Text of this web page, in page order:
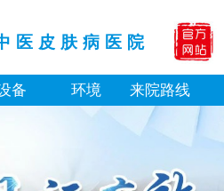
医皮肤病医院
备 环境 来院路线
酒真能治白癜风吗 有没有副作用
白斑比肉眼看到的更大正常吗
巴长小白点是什么原因